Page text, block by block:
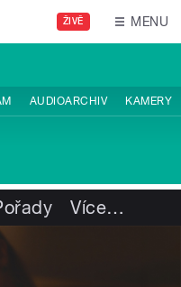
ŽIVĚ MENU
AUDIOARCHIV KAMERY
Více…